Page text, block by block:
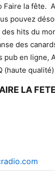
la fête.
pouvez
hits du
des
pub en ligne,
(haute qualité)
LA